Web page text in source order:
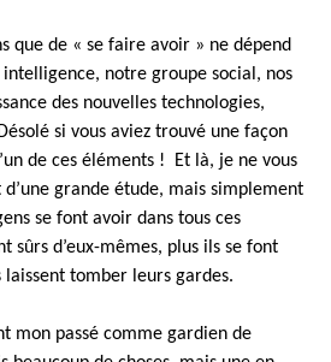
que de « se faire avoir » ne dépend
notre groupe social, nos
des nouvelles technologies,
si vous aviez trouvé une façon
de ces éléments ! Et là, je ne vous
grande étude, mais simplement
se font avoir dans tous ces
sûrs d’eux-mêmes, plus ils se font
tomber leurs gardes.
mon passé comme gardien de